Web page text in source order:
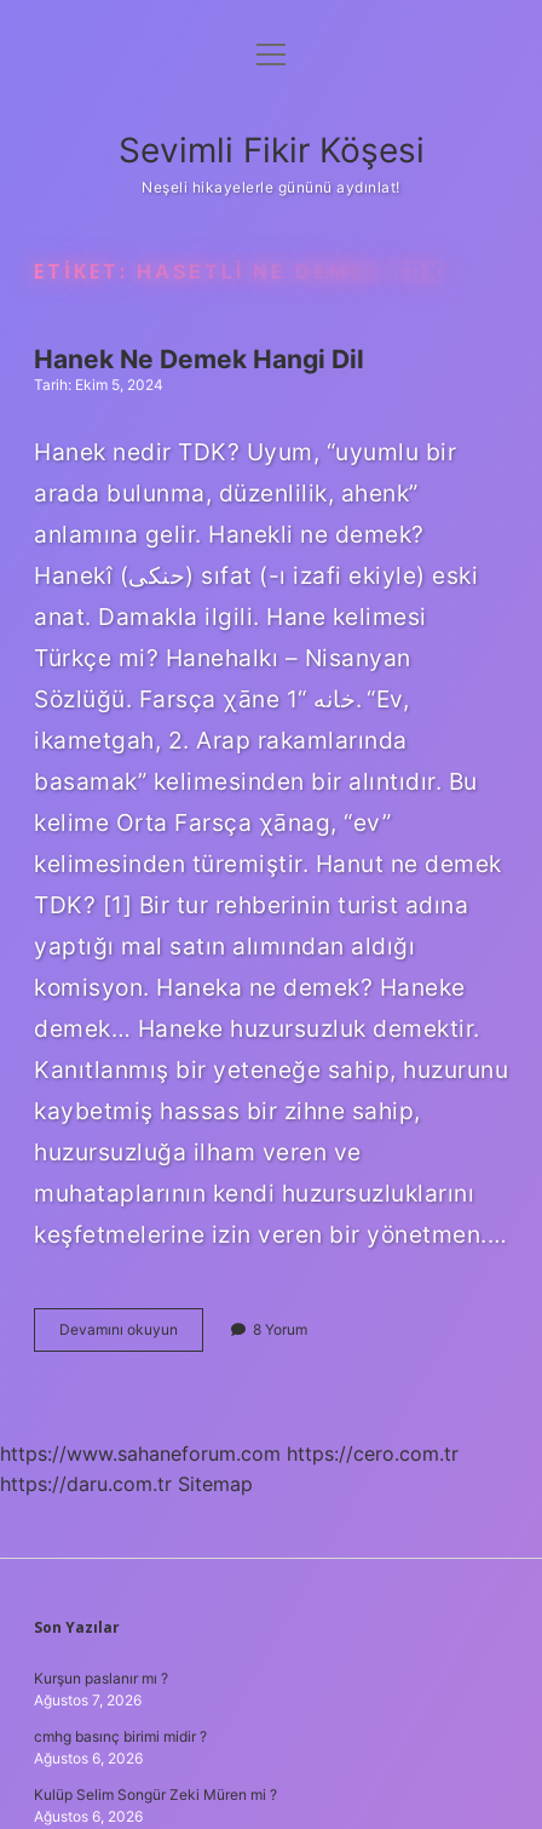
Anasayfa
Yasal Uyarı
menüyü
Sevimli Fikir Köşesi
Neşeli hikayelerle gününü aydınlat!
ETIKET: HASETLI NE DEMEK TDK
Hanek Ne Demek Hangi Dil
Tarih: Ekim 5, 2024
Hanek nedir TDK? Uyum, “uyumlu bir
arada bulunma, düzenlilik, ahenk”
anlamına gelir. Hanekli ne demek?
Hanekî (ﺣﻨﻜﻰ) sıfat (-ı izafi ekiyle) eski
anat. Damakla ilgili. Hane kelimesi
Türkçe mi? Hanehalkı – Nisanyan
Sözlüğü. Farsça χāne خانه “1. “Ev,
ikametgah, 2. Arap rakamlarında
basamak” kelimesinden bir alıntıdır. Bu
kelime Orta Farsça χānag, “ev”
kelimesinden türemiştir. Hanut ne demek
TDK? [1] Bir tur rehberinin turist adına
yaptığı mal satın alımından aldığı
komisyon. Haneka ne demek? Haneke
demek… Haneke huzursuzluk demektir.
Kanıtlanmış bir yeteneğe sahip, huzurunu
kaybetmiş hassas bir zihne sahip,
huzursuzluğa ilham veren ve
muhataplarının kendi huzursuzluklarını
keşfetmelerine izin veren bir yönetmen.…
Devamını okuyun
Ne
8 Yorum
https://www.sahaneforum.com https://cero.com.tr
https://daru.com.tr Sitemap
SIDEBAR
Son Yazılar
Kurşun paslanır mı ?
Ağustos 7, 2026
cmhg basınç birimi midir ?
Ağustos 6, 2026
Kulüp Selim Songür Zeki Müren mi ?
Ağustos 6, 2026